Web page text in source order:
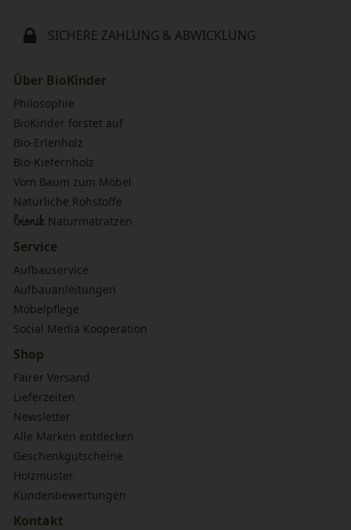
SICHERE ZAHLUNG & ABWICKLUNG
Über BioKinder
Philosophie
BioKinder forstet auf
Bio-Erlenholz
Bio-Kiefernholz
Vom Baum zum Möbel
Natürliche Rohstoffe
bionik Naturmatratzen
Service
Aufbauservice
Aufbauanleitungen
Möbelpflege
Social Media Kooperation
Shop
Fairer Versand
Lieferzeiten
Newsletter
Alle Marken entdecken
Geschenkgutscheine
Holzmuster
Kundenbewertungen
Kontakt